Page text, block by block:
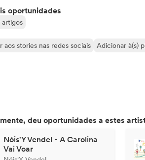
oportunidades
artigos
aos stories nas redes sociais Adicionar à(s)
deu oportunidades a estes
Nóis'Y Vendel - A Carolina
Vai Voar